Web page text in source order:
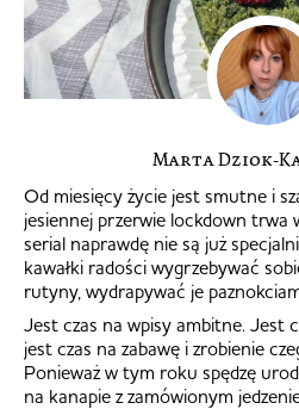
Marta Dziok-
Od miesięcy życie jest smutne i
jesiennej przerwie lockdown trwa
serial naprawdę nie są już
kawałki radości wygrzebywać
rutyny, wydrapywać je
Jest czas na wpisy ambitne. Jest
jest czas na zabawę i zrobienie
Ponieważ w tym roku spędzę
na kanapie z zamówionym